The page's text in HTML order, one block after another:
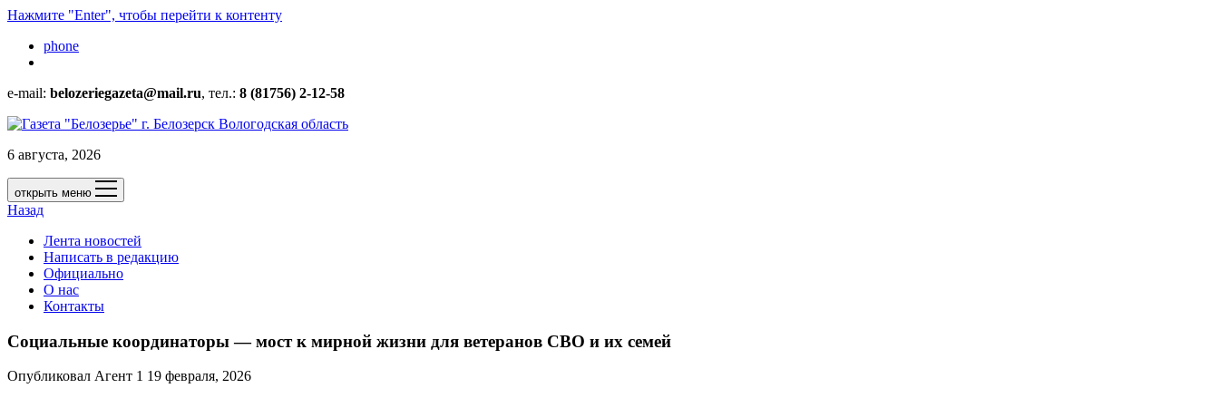
Нажмите "Enter", чтобы перейти к контенту
phone
e-mail: belozeriegazeta@mail.ru, тел.: 8 (81756) 2-12-58
6 августа, 2026
открыть меню
Назад
Лента новостей
Написать в редакцию
Официально
О нас
Контакты
Социальные координаторы — мост к мирной жизни для ветеранов СВО и их семей
Опубликовал Агент 1 19 февраля, 2026